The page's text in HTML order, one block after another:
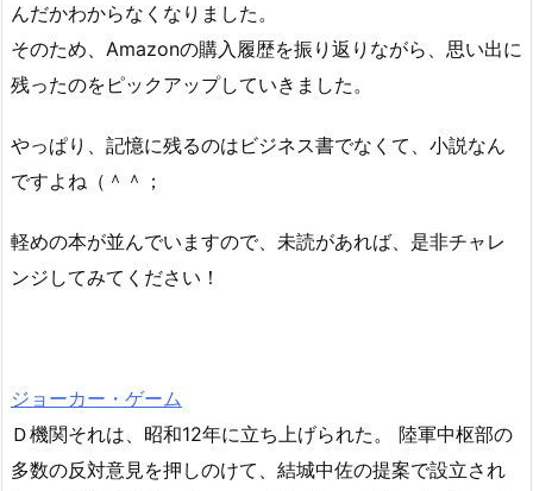
んだかわからなくなりました。
そのため、Amazonの購入履歴を振り返りながら、思い出に
残ったのをピックアップしていきました。
やっぱり、記憶に残るのはビジネス書でなくて、小説なん
ですよね（＾＾；
軽めの本が並んでいますので、未読があれば、是非チャレ
ンジしてみてください！
ジョーカー・ゲーム
Ｄ機関それは、昭和12年に立ち上げられた。 陸軍中枢部の
多数の反対意見を押しのけて、結城中佐の提案で設立され